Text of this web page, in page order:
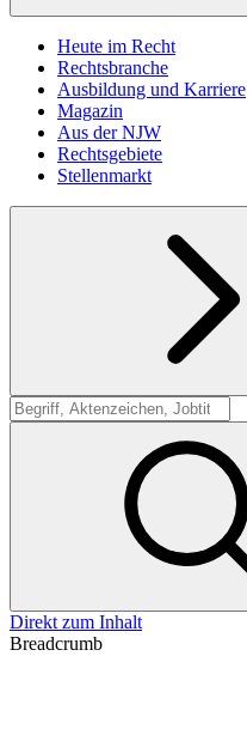
Heute im Recht
Rechtsbranche
Ausbildung und Karriere
Magazin
Aus der NJW
Rechtsgebiete
Stellenmarkt
Suche
Direkt zum Inhalt
Breadcrumb